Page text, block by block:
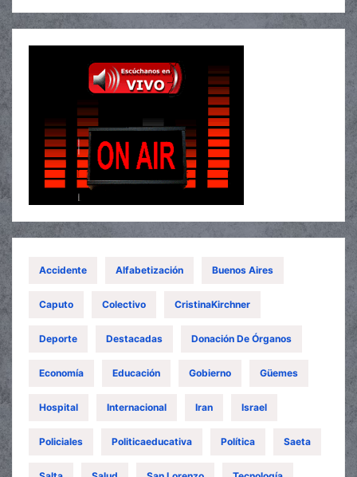
Accidente Alfabetización Buenos Aires
Caputo Colectivo CristinaKirchner
Deporte Destacadas Donación De Órganos
Economía Educación Gobierno Güemes
Hospital Internacional Iran Israel
Policiales Politicaeducativa Política Saeta